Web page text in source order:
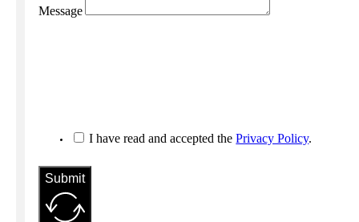
Message
I have read and accepted thePrivacy Policy.
Submit